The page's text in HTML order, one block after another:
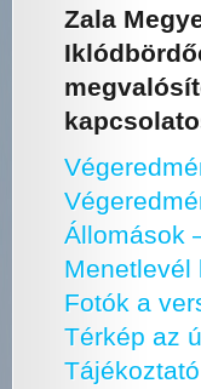
Zala
Állomások
Menetlevél
Fotók a
Térkép az
Tájékoztató